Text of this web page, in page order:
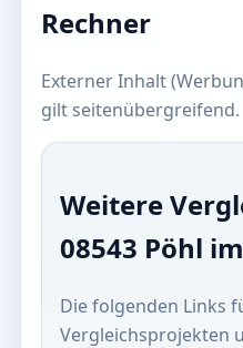
Rechner
Externer Inhalt
gilt seitenübergreifend.
Weitere
08543 Pöhl
Die folgenden Links
Vergleichsprojekten